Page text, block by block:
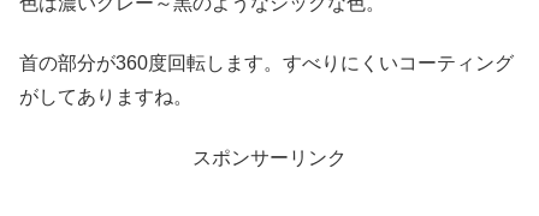
首の部分が360度回転します。すべりにくいコーティング
がしてありますね。
スポンサーリンク